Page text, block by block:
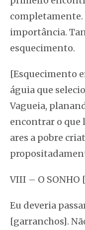
importância.
esquecimento.
[Esquecimento
águia que
Vagueia,
encontrar o que
ares a pobre
VIII – O SONHO
Eu deveria
[garranchos].